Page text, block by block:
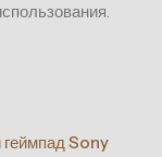
геймпад Sony